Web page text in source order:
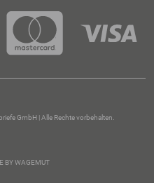
GmbH | Alle Rechte vorbehalten.
BY WAGEMUT